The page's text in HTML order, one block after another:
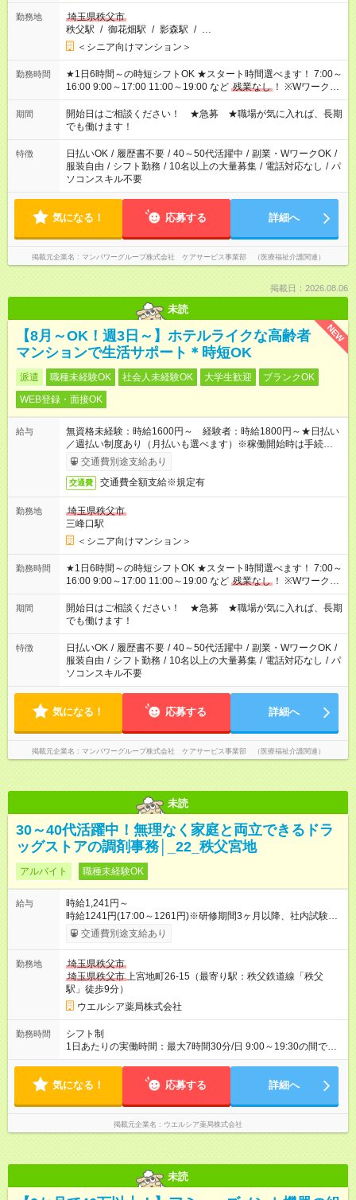
勤務地
埼玉県秩父市
秩父駅 / 御花畑駅 / 影森駅 / …
＜シニア向けマンション＞
勤務時間
★1日6時間～の時短シフトOK ★スタート時間選べます！ 7:00～
16:00 9:00～17:00 11:00～19:00 など 残業なし ！ ※Wワークの
場合、他のお仕事と合わせ週40時間超の就業はご案内できませ
ん ※法令に基づき、週20時間以上勤務は社会保険への加入対象
となります ※労働者派遣法（日雇い派遣の原則禁止）により、
短時間・短期間の就業はご案内が難しい場合があります
期間
開始日はご相談ください！ ★急募 ★職場が気に入れば、長期
でも働けます！
特徴 日払いOK / 履歴書不要 / 40～50代活躍中 / 副業・WワークOK /
服装自由 / シフト勤務 / 10名以上の大量募集 / 電話対応なし / パ
ソコンスキル不要
気になる！ 応募する 詳細へ
掲載元企業名 マンパワーグループ株式会社 ケアサービス事業部 （医療福祉介護関連）
掲載日：2026.08.06
未読
NEW
【8月～OK！週3日～】ホテルライクな高齢者
マンションで生活サポート＊時短OK
派遣 職種未経験OK 社会人未経験OK 大学生歓迎
ブランクOK
WEB登録・面接OK
給与
無資格未経験：時給1600円～ 経験者：時給1800円～★日払い
／週払い制度あり（月払いも選べます）※稼働開始時は手続き完
了次第のお支払いとなります。
交通費別途支給あり
交通費 交通費全額支給※規定有
勤務地
埼玉県秩父市
三峰口駅
＜シニア向けマンション＞
勤務時間
★1日6時間～の時短シフトOK ★スタート時間選べます！ 7:00～
16:00 9:00～17:00 11:00～19:00 など 残業なし ！ ※Wワークの
場合、他のお仕事と合わせ週40時間超の就業はご案内できませ
ん ※法令に基づき、週20時間以上勤務は社会保険への加入対象
となります ※労働者派遣法（日雇い派遣の原則禁止）により、
短時間・短期間の就業はご案内が難しい場合があります
期間
開始日はご相談ください！ ★急募 ★職場が気に入れば、長期
でも働けます！
特徴 日払いOK / 履歴書不要 / 40～50代活躍中 / 副業・WワークOK /
服装自由 / シフト勤務 / 10名以上の大量募集 / 電話対応なし / パ
ソコンスキル不要
気になる！ 応募する 詳細へ
掲載元企業名 マンパワーグループ株式会社 ケアサービス事業部 （医療福祉介護関連）
未読
30～40代活躍中！無理なく家庭と両立できるドラ
ッグストアの調剤事務│_22_秩父宮地
アルバイト 職種未経験OK
給与
時給1,241円～
時給1241円(17:00～1261円)※研修期間3ヶ月以降、社内試験に
よる更新判定あり 社内試験合格後、時給＋50～100円の昇給あ
り （大学生は＋20円） 試用期間あり：入社日から3ヶ月間／本
間の長さ：3ヶ月 雇用形態、給与は本採用時と同じです。
交通費別途支給あり
勤務地
埼玉県秩父市
埼玉県秩父市上宮地町26-15（最寄り駅：秩父鉄道線「秩父
駅」徒歩9分）
ウエルシア薬局株式会社
勤務時間
シフト制
1日あたりの実働時間：最大7時間30分/日 9:00～19:30の間で1
日7.5時間の勤務 ☆週2～5日の勤務 ※勤務曜日応相談 ☆未経
気になる！ 応募する 詳細へ
掲載元企業名 ウエルシア薬局株式会社
未読